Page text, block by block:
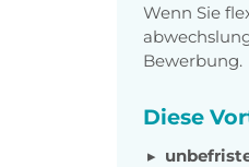
Wenn Sie
Bewerbung.
Diese